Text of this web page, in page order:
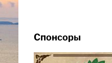
Спонсоры